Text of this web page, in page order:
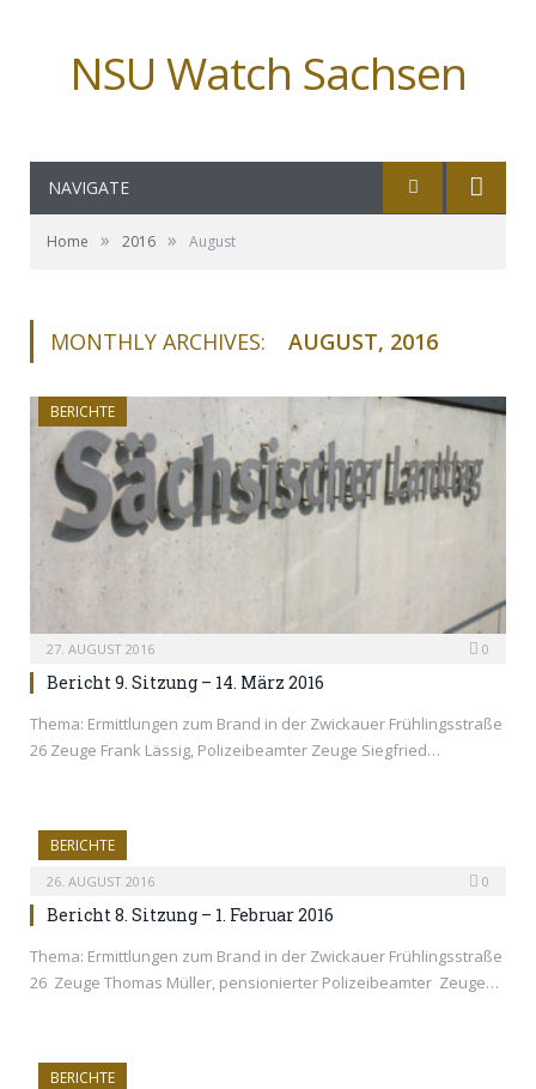
NSU Watch Sachsen
NAVIGATE
Home » 2016 » August
MONTHLY ARCHIVES: AUGUST, 2016
BERICHTE
27. AUGUST 2016 0
Bericht 9. Sitzung – 14. März 2016
Thema: Ermittlungen zum Brand in der Zwickauer Frühlingsstraße
26 Zeuge Frank Lässig, Polizeibeamter Zeuge Siegfried…
BERICHTE
26. AUGUST 2016 0
Bericht 8. Sitzung – 1. Februar 2016
Thema: Ermittlungen zum Brand in der Zwickauer Frühlingsstraße
26 Zeuge Thomas Müller, pensionierter Polizeibeamter Zeuge…
BERICHTE